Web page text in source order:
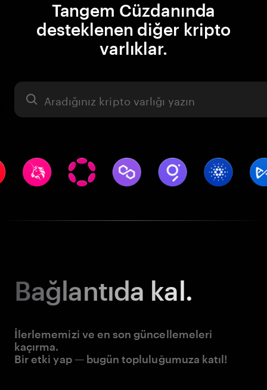
Tangem Cüzdanında
desteklenen diğer kripto
varlıklar.
Varlık
Bağlantıda kal.
İlerlememizi ve en son güncellemeleri
kaçırma.
Bir etki yap — bugün topluluğumuza katıl!